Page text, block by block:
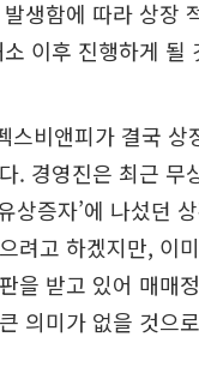
생함에 따라 상장
이후 진행하게 될
스비앤피가 결국 상
. 경영진은 최근 무
상증자’에 나섰던
려고 하겠지만, 이
을 받고 있어 매매
의미가 없을 것으